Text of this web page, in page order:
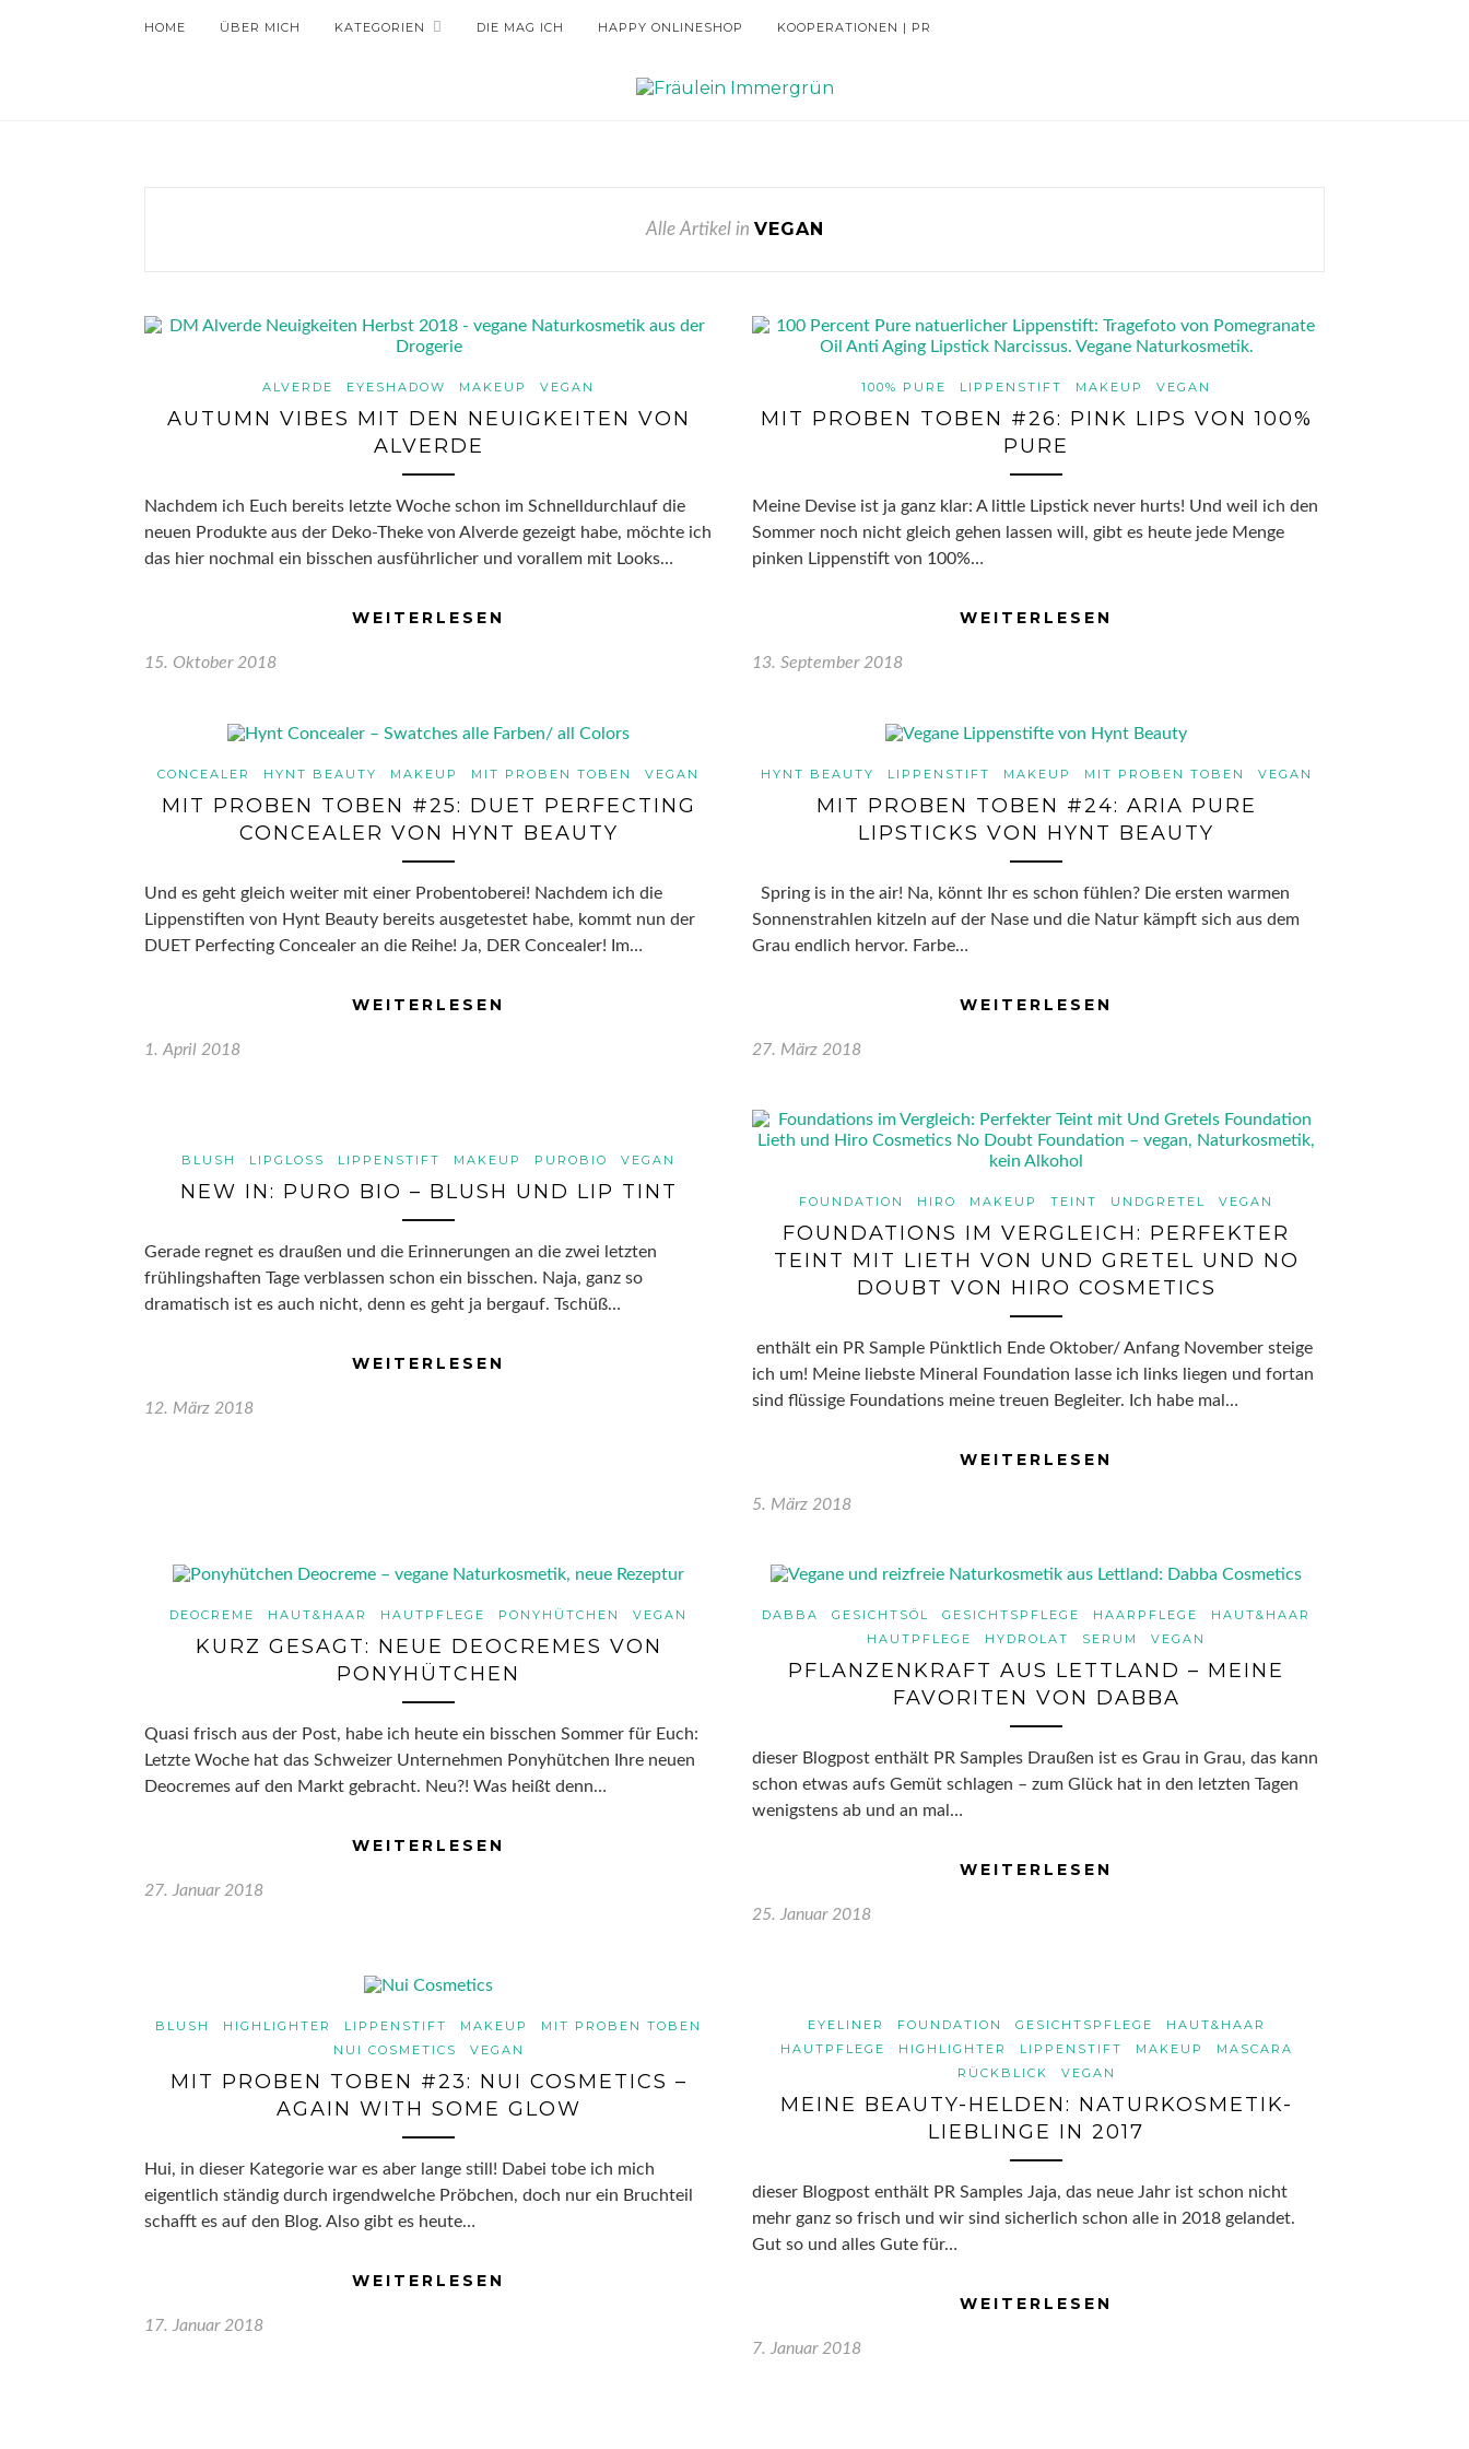
HOME ÜBER MICH KATEGORIEN DIE MAG ICH HAPPY ONLINESHOP KOOPERATIONEN | PR
Alle Artikel in VEGAN
ALVERDE EYESHADOW MAKEUP VEGAN
AUTUMN VIBES MIT DEN NEUIGKEITEN VON
ALVERDE
Nachdem ich Euch bereits letzte Woche schon im Schnelldurchlauf die
neuen Produkte aus der Deko-Theke von Alverde gezeigt habe, möchte ich
das hier nochmal ein bisschen ausführlicher und vorallem mit Looks…
WEITERLESEN
15. Oktober 2018
100% PURE LIPPENSTIFT MAKEUP VEGAN
MIT PROBEN TOBEN #26: PINK LIPS VON 100%
PURE
Meine Devise ist ja ganz klar: A little Lipstick never hurts! Und weil ich den
Sommer noch nicht gleich gehen lassen will, gibt es heute jede Menge
pinken Lippenstift von 100%…
WEITERLESEN
13. September 2018
CONCEALER HYNT BEAUTY MAKEUP MIT PROBEN TOBEN VEGAN
MIT PROBEN TOBEN #25: DUET PERFECTING
CONCEALER VON HYNT BEAUTY
Und es geht gleich weiter mit einer Probentoberei! Nachdem ich die
Lippenstiften von Hynt Beauty bereits ausgetestet habe, kommt nun der
DUET Perfecting Concealer an die Reihe! Ja, DER Concealer! Im…
WEITERLESEN
1. April 2018
HYNT BEAUTY LIPPENSTIFT MAKEUP MIT PROBEN TOBEN VEGAN
MIT PROBEN TOBEN #24: ARIA PURE
LIPSTICKS VON HYNT BEAUTY
Spring is in the air! Na, könnt Ihr es schon fühlen? Die ersten warmen
Sonnenstrahlen kitzeln auf der Nase und die Natur kämpft sich aus dem
Grau endlich hervor. Farbe…
WEITERLESEN
27. März 2018
BLUSH LIPGLOSS LIPPENSTIFT MAKEUP PUROBIO VEGAN
NEW IN: PURO BIO – BLUSH UND LIP TINT
Gerade regnet es draußen und die Erinnerungen an die zwei letzten
frühlingshaften Tage verblassen schon ein bisschen. Naja, ganz so
dramatisch ist es auch nicht, denn es geht ja bergauf. Tschüß…
WEITERLESEN
12. März 2018
FOUNDATION HIRO MAKEUP TEINT UNDGRETEL VEGAN
FOUNDATIONS IM VERGLEICH: PERFEKTER
TEINT MIT LIETH VON UND GRETEL UND NO
DOUBT VON HIRO COSMETICS
enthält ein PR Sample Pünktlich Ende Oktober/ Anfang November steige
ich um! Meine liebste Mineral Foundation lasse ich links liegen und fortan
sind flüssige Foundations meine treuen Begleiter. Ich habe mal…
WEITERLESEN
5. März 2018
DEOCREME HAUT&HAAR HAUTPFLEGE PONYHÜTCHEN VEGAN
KURZ GESAGT: NEUE DEOCREMES VON
PONYHÜTCHEN
Quasi frisch aus der Post, habe ich heute ein bisschen Sommer für Euch:
Letzte Woche hat das Schweizer Unternehmen Ponyhütchen Ihre neuen
Deocremes auf den Markt gebracht. Neu?! Was heißt denn…
WEITERLESEN
27. Januar 2018
DABBA GESICHTSÖL GESICHTSPFLEGE HAARPFLEGE
HAUT&HAAR
HAUTPFLEGE
HYDROLAT SERUM VEGAN
PFLANZENKRAFT AUS LETTLAND – MEINE
FAVORITEN VON DABBA
dieser Blogpost enthält PR Samples Draußen ist es Grau in Grau, das kann
schon etwas aufs Gemüt schlagen – zum Glück hat in den letzten Tagen
wenigstens ab und an mal…
WEITERLESEN
25. Januar 2018
BLUSH HIGHLIGHTER LIPPENSTIFT MAKEUP
MIT PROBEN TOBEN
NUI COSMETICS
VEGAN
MIT PROBEN TOBEN #23: NUI COSMETICS –
AGAIN WITH SOME GLOW
Hui, in dieser Kategorie war es aber lange still! Dabei tobe ich mich
eigentlich ständig durch irgendwelche Pröbchen, doch nur ein Bruchteil
schafft es auf den Blog. Also gibt es heute…
WEITERLESEN
17. Januar 2018
EYELINER FOUNDATION GESICHTSPFLEGE
HAUT&HAAR
HAUTPFLEGE
HIGHLIGHTER LIPPENSTIFT MAKEUP
MASCARA
RÜCKBLICK
VEGAN
MEINE BEAUTY-HELDEN: NATURKOSMETIK-
LIEBLINGE IN 2017
dieser Blogpost enthält PR Samples Jaja, das neue Jahr ist schon nicht
mehr ganz so frisch und wir sind sicherlich schon alle in 2018 gelandet.
Gut so und alles Gute für…
WEITERLESEN
7. Januar 2018